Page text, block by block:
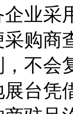
业采
购商
不会
台凭